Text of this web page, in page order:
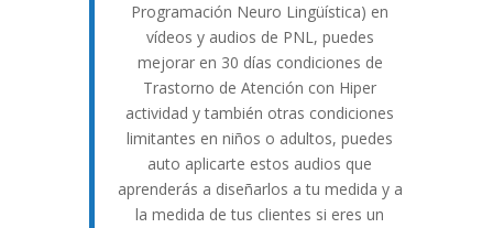
Programación Neuro Lingüística) en
vídeos y audios de PNL, puedes
mejorar en 30 días condiciones de
Trastorno de Atención con Hiper
actividad y también otras condiciones
limitantes en niños o adultos, puedes
auto aplicarte estos audios que
aprenderás a diseñarlos a tu medida y a
la medida de tus clientes si eres un